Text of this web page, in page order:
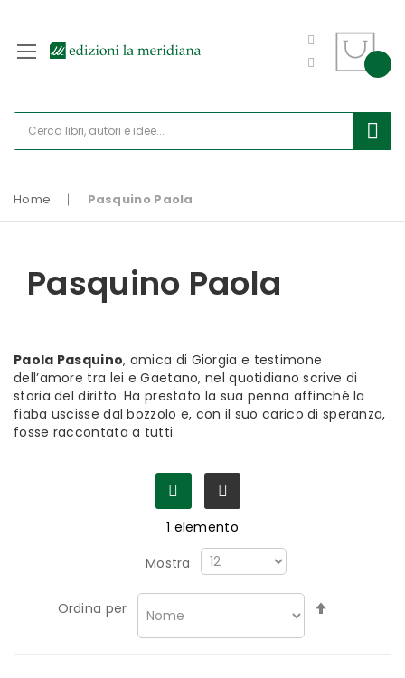
Home Pasquino Paola
Pasquino Paola
Paola Pasquino, amica di Giorgia e testimone
dell’amore tra lei e Gaetano, nel quotidiano scrive di
storia del diritto. Ha prestato la sua penna affinché la
fiaba uscisse dal bozzolo e, con il suo carico di speranza,
fosse raccontata a tutti.
1 elemento
Mostra
Ordina per